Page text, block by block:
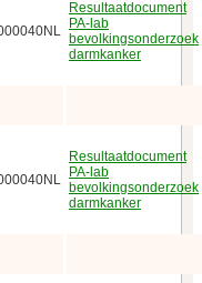
Resultaatdocument
PA-lab
bevolkingsonderzoek
darmkanker
Resultaatdocument
PA-lab
bevolkingsonderzoek
darmkanker